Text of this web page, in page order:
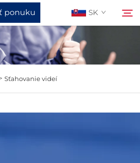
ponuku SK
Sťahovanie videí